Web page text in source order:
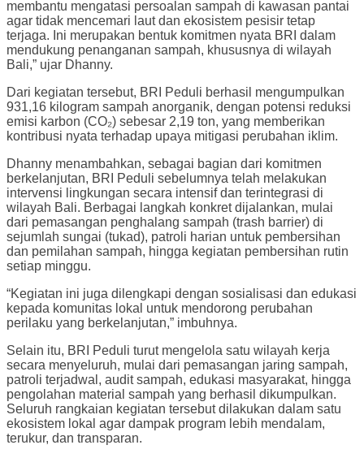
membantu mengatasi persoalan sampah di kawasan pantai
agar tidak mencemari laut dan ekosistem pesisir tetap
terjaga. Ini merupakan bentuk komitmen nyata BRI dalam
mendukung penanganan sampah, khususnya di wilayah
Bali,” ujar Dhanny.
Dari kegiatan tersebut, BRI Peduli berhasil mengumpulkan
931,16 kilogram sampah anorganik, dengan potensi reduksi
emisi karbon (CO₂) sebesar 2,19 ton, yang memberikan
kontribusi nyata terhadap upaya mitigasi perubahan iklim.
Dhanny menambahkan, sebagai bagian dari komitmen
berkelanjutan, BRI Peduli sebelumnya telah melakukan
intervensi lingkungan secara intensif dan terintegrasi di
wilayah Bali. Berbagai langkah konkret dijalankan, mulai
dari pemasangan penghalang sampah (trash barrier) di
sejumlah sungai (tukad), patroli harian untuk pembersihan
dan pemilahan sampah, hingga kegiatan pembersihan rutin
setiap minggu.
“Kegiatan ini juga dilengkapi dengan sosialisasi dan edukasi
kepada komunitas lokal untuk mendorong perubahan
perilaku yang berkelanjutan,” imbuhnya.
Selain itu, BRI Peduli turut mengelola satu wilayah kerja
secara menyeluruh, mulai dari pemasangan jaring sampah,
patroli terjadwal, audit sampah, edukasi masyarakat, hingga
pengolahan material sampah yang berhasil dikumpulkan.
Seluruh rangkaian kegiatan tersebut dilakukan dalam satu
ekosistem lokal agar dampak program lebih mendalam,
terukur, dan transparan.